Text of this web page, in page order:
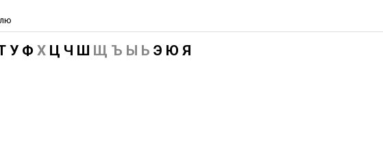
У Ф Х Ц Ч Ш Щ Ъ Ы Ь Э Ю Я